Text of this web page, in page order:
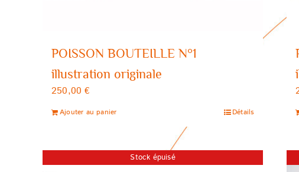
POISSON BOUTEILLE N°1
illustration originale
250,00€
Ajouter au panier Détails
Stock épuisé